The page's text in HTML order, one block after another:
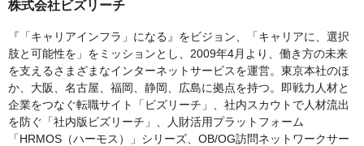
株式会社ビズリーチ
『「キャリアインフラ」になる』をビジョン、「キャリアに、選択
肢と可能性を」をミッションとし、2009年4月より、働き方の未来
を支えるさまざまなインターネットサービスを運営。東京本社のほ
か、大阪、名古屋、福岡、静岡、広島に拠点を持つ。即戦力人材と
企業をつなぐ転職サイト「ビズリーチ」、社内スカウトで人材流出
を防ぐ「社内版ビズリーチ」、人財活用プラットフォーム
「HRMOS（ハーモス）」シリーズ、OB/OG訪問ネットワークサー